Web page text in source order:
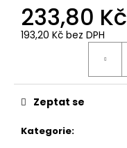
233,80 Kč
193,20 Kč bez DPH
Kategorie:
Zeptat se
ZELENÝ
28,5X50
Kč